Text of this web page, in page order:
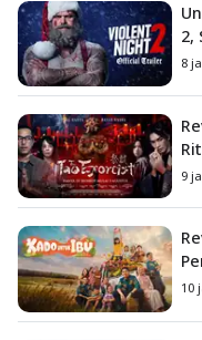
2,
8
9
10